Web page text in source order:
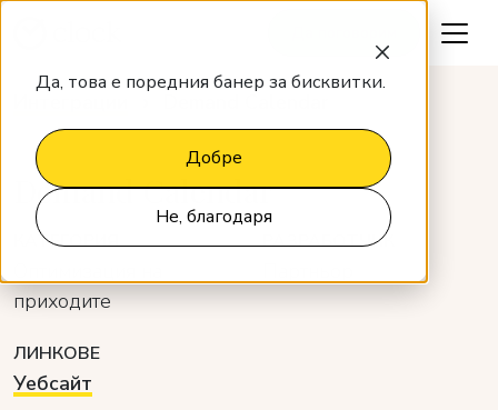
Да, това е поредния банер за бисквитки.
Добре
Не, благодаря
Demand Calendar
КАТЕГОРИЯ
приходите
РАЗРАБОТЧИК
ЛИНКОВЕ
Уебсайт